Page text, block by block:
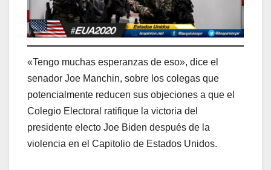
«Tengo muchas esperanzas de eso», dice el
senador Joe Manchin, sobre los colegas que
potencialmente reducen sus objeciones a que el
Colegio Electoral ratifique la victoria del
presidente electo Joe Biden después de la
violencia en el Capitolio de Estados Unidos.